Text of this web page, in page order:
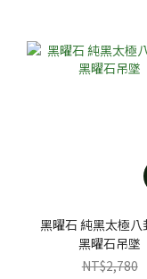
黑曜石 純黑太極八
黑曜石吊墜
NT$2,780